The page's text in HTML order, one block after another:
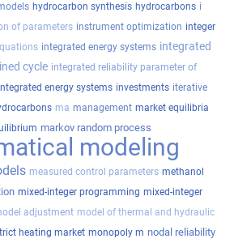
hydrocarbon synthesis hydrocarbons i
of parameters instrument optimization integer
integrated energy systems integrated
cycle integrated reliability parameter of
energy systems investments iterative
ma management market equilibria
markov random process
modeling
measured control parameters methanol
mixed-integer programming mixed-integer
adjustment model of thermal and hydraulic
heating market monopoly m nodal reliability